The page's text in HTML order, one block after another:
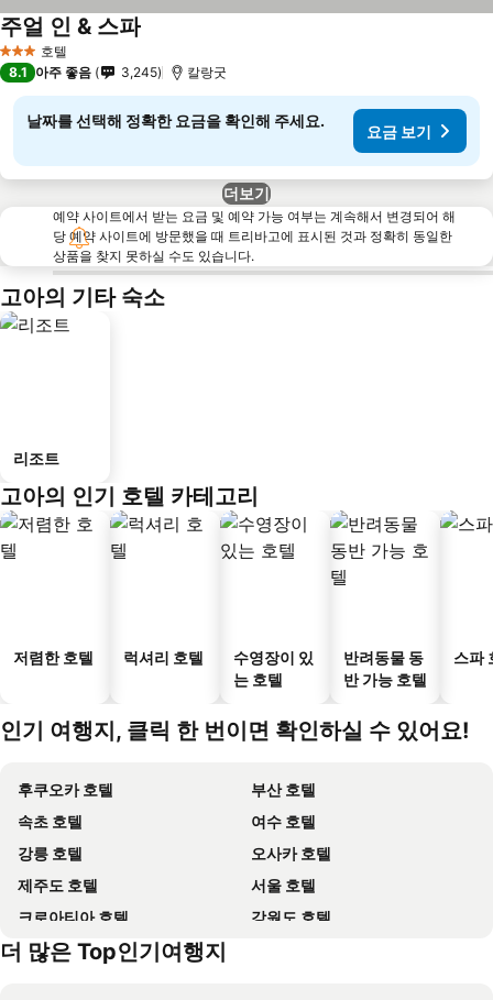
3 성급 호텔
주얼 인 & 스파
8.1 아주 좋음 3,245 칼랑굿
날짜를 선택해 정확한 요금을 확인해 주세요.
요금 보기
더보기
예약 사이트에서 받는 요금 및 예약 가능 여부는 계속해서 변경되어 해
당 예약 사이트에 방문했을 때 트리바고에 표시된 것과 정확히 동일한
상품을 찾지 못하실 수도 있습니다.
고아의 기타 숙소
리조트
고아의 인기 호텔 카테고리
저렴한 호텔 럭셔리 호텔
수영장이 있
는 호텔
반려동물 동
반 가능 호텔
스파
인기 여행지, 클릭 한 번이면 확인하실 수 있어요!
후쿠오카 호텔
부산 호텔
속초 호텔
여수 호텔
강릉 호텔
오사카 호텔
제주도 호텔
서울 호텔
크로아티아 호텔
강원도 호텔
괌 호텔
더 많은 Top인기여행지